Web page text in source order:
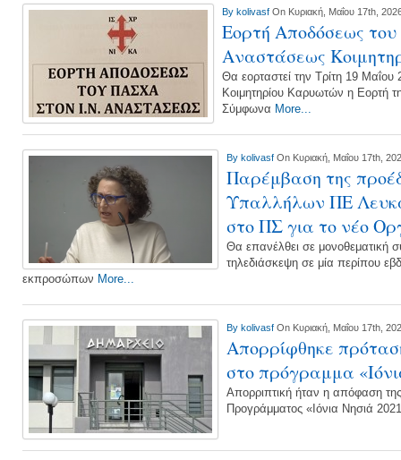
By kolivasf On Κυριακή, Μαΐου 17th,
Εορτή Αποδόσεως
Αναστάσεως
Θα εορταστεί την Τρίτη 19
Κοιμητηρίου Καρυωτών η Εορτή
Σύμφωνα More...
By kolivasf On Κυριακή, Μαΐου 17th,
Παρέμβαση της
Υπαλλήλων ΠΕ
στο ΠΣ για το νέο
Θα επανέλθει σε μονοθεματική
τηλεδιάσκεψη σε μία περίπου
εκπροσώπων More...
By kolivasf On Κυριακή, Μαΐου 17th,
Απορρίφθηκε
στο πρόγραμμα
Απορριπτική ήταν η απόφαση της
Προγράμματος «Ιόνια Νησιά